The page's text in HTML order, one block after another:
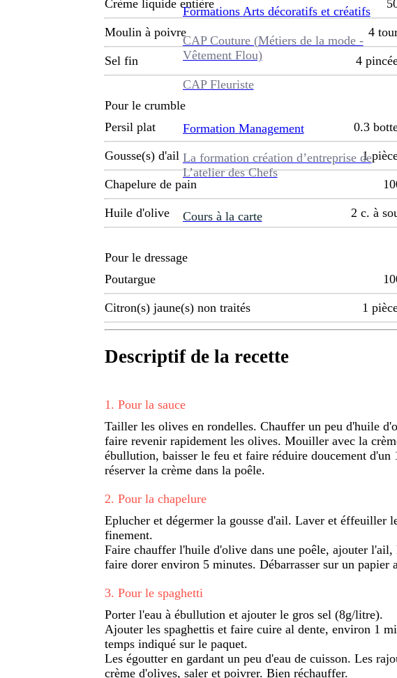
Formations Arts décoratifs et créatifs
CAP Couture (Métiers de la mode -
Vêtement Flou)
CAP Fleuriste
Formation Management
La formation création d’entreprise de
L’atelier des Chefs
Cours à la carte
Crème liquide entière
Moulin à poivre 4
Sel fin 4
Pour le crumble
Persil plat
0.3
Gousse(s) d'ail 1
Chapelure de pain
Huile d'olive 2 c. à
Pour le dressage
Poutargue
Citron(s) jaune(s) non traités 1
Descriptif de la recette
1 . Pour la sauce
Tailler les olives en rondelles. Chauffer un peu d'huile
faire revenir rapidement les olives. Mouiller avec la
ébullution, baisser le feu et faire réduire doucement d'un
réserver la crème dans la poêle.
2. Pour la chapelure
Eplucher et dégermer la gousse d'ail. Laver et éffeuiller
finement.
Faire chauffer l'huile d'olive dans une poêle, ajouter l'ail,
faire dorer environ 5 minutes. Débarrasser sur un papier
3. Pour le spaghetti
Porter l'eau à ébullution et ajouter le gros sel (8g/litre).
Ajouter les spaghettis et faire cuire al dente, environ 1
temps indiqué sur le paquet.
Les égoutter en gardant un peu d'eau de cuisson. Les
crème d'olives, saler et poivrer. Bien réchauffer.